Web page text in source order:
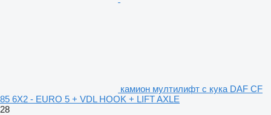
камион мултилифт с кука DAF CF
85 6X2 - EURO 5 + VDL HOOK + LIFT AXLE
28